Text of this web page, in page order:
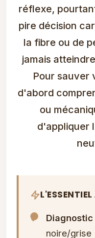
réflexe,
pire décision
la fibre ou de
jamais
Pour sauver
d'abord
ou
d'appliquer
noire/grise